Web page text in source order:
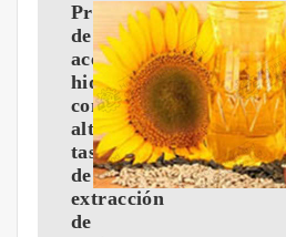
Prensa
de
aceite
hidráulica
con
alta
tasa
de
extracción
de